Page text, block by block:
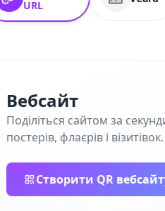
URL
Вебсайт
Поділіться сайтом за
постерів, флаєрів і візитівок.
Створити QR